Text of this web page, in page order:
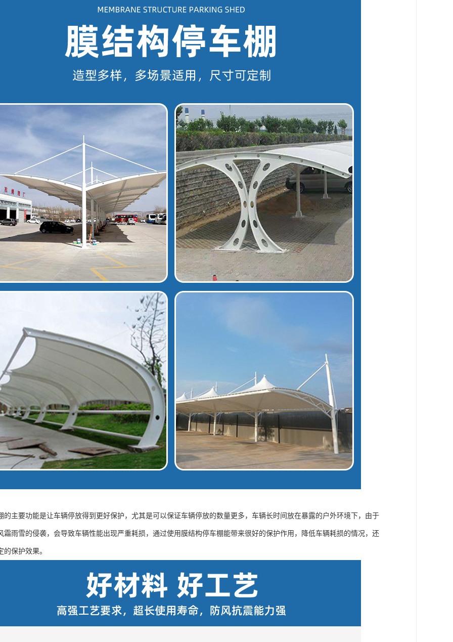
的主要功能是让车辆停放得到更好保护，尤其是可以保证车辆停放的数量更多，车辆长时间放在暴露的户外环境下，由于
霜雨雪的侵袭，会导致车辆性能出现严重耗损，通过使用膜结构停车棚能带来很好的保护作用，降低车辆耗损的情况，还
的保护效果。